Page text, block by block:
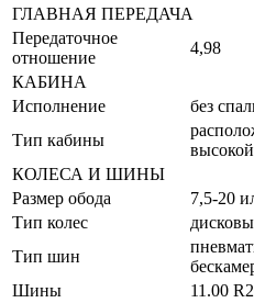
ГЛАВНАЯ ПЕРЕДАЧА
Передаточное
отношение
4,98
КАБИНА
Исполнение
без
Тип кабины
КОЛЕСА И ШИНЫ
Размер обода
7,5-20
Тип колес
Тип шин
Шины
11.00